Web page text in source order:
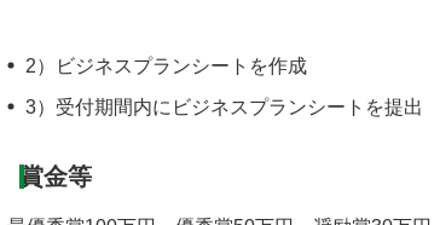
2）ビジネスプランシートを作成
3）受付期間内にビジネスプランシートを提出
賞金等